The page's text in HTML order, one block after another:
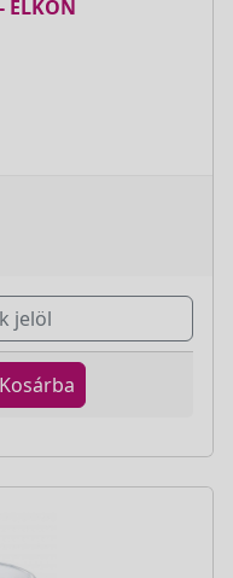
jelöl
Kosárba